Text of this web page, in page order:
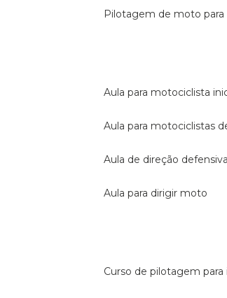
pilotagem de moto
aula para motociclista
aula para motociclistas
aula de direção
aula para dirigir moto
curso de pilotagem